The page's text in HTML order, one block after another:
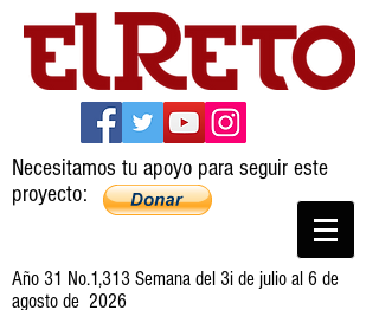
Necesitamos tu apoyo para seguir este
proyecto:
Año 31 No.1,313 Semana del 3i de julio al 6 de
agosto de 2026